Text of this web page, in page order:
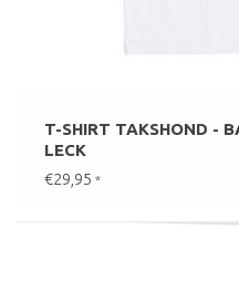
T-SHIRT TAKSHOND -
LECK
€29,95 *